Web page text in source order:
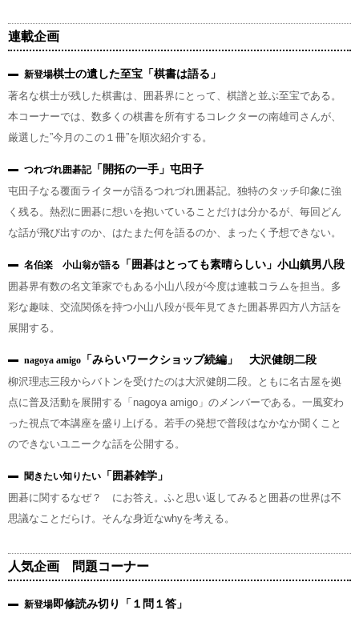
連載企画
新登場棋士の遺した至宝「棋書は語る」
著名な棋士が残した棋書は、囲碁界にとって、棋譜と並ぶ至宝である。
本コーナーでは、数多くの棋書を所有するコレクターの南雄司さんが、
厳選した”今月のこの１冊”を順次紹介する。
つれづれ囲碁記「開拓の一手」屯田子
屯田子なる覆面ライターが語るつれづれ囲碁記。独特のタッチ印象に強
く残る。熱烈に囲碁に想いを抱いていることだけは分かるが、毎回どん
な話が飛び出すのか、はたまた何を語るのか、まったく予想できない。
名伯楽 小山翁が語る
「囲碁はとっても素晴らしい」小山鎮男八段
囲碁界有数の名文筆家でもある小山八段が今度は連載コラムを担当。多
彩な趣味、交流関係を持つ小山八段が長年見てきた囲碁界四方八方話を
展開する。
nagoya amigo 「みらいワークショップ続編」 大沢健朗二段
柳沢理志三段からバトンを受けたのは大沢健朗二段。ともに名古屋を拠
点に普及活動を展開する「nagoya amigo」のメンバーである。一風変わ
った視点で本講座を盛り上げる。若手の発想で普段はなかなか聞くこと
のできないユニークな話を公開する。
聞きたい知りたい 「囲碁雑学」
囲碁に関するなぜ？ にお答え。ふと思い返してみると囲碁の世界は不
思議なことだらけ。そんな身近なwhyを考える。
人気企画 問題コーナー
新登場即修読み切り「１問１答」